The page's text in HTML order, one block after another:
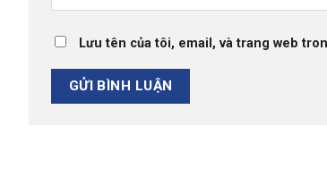
Lưu tên của tôi, email, và trang web